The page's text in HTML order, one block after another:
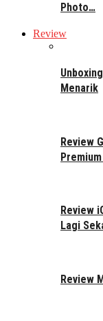
Photo…
Review
Menarik
Review
Review
Lagi
Review